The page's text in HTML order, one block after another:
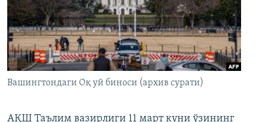
Вашингтондаги Оқ уй биноси (архив сурати)
АҚШ Таълим вазирлиги 11 март куни ўзининг